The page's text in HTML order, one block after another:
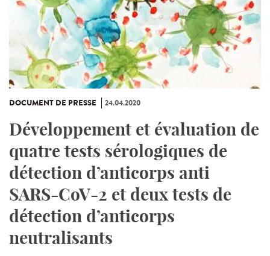
DOCUMENT DE PRESSE 24.04.2020
Développement et évaluation de
quatre tests sérologiques de
détection d’anticorps anti
SARS-CoV-2 et deux tests de
détection d’anticorps
neutralisants